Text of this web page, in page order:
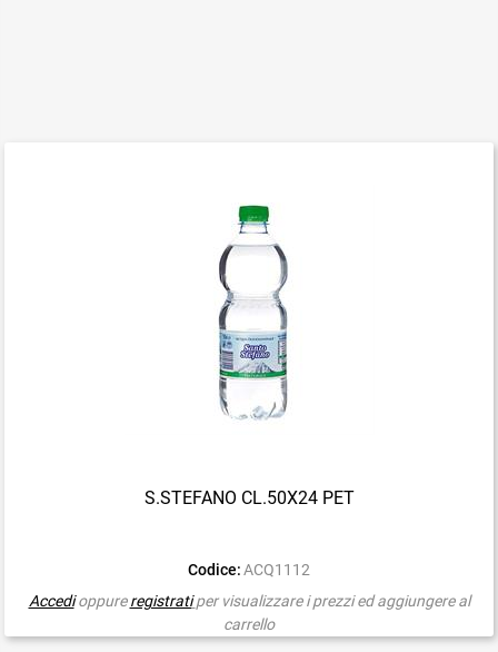
S.STEFANO CL.50X24 PET
Codice: ACQ1112
Accedioppureregistrati per visualizzare i prezzi ed aggiungere al
carrello